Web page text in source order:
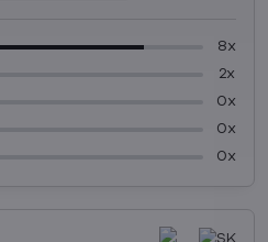
8x
2x
0x
0x
0x